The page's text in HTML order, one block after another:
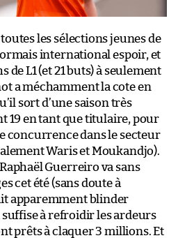
les sélections jeunes de
international espoir, et
de L1 (et 21 buts) à seulement
a méchamment la cote en
sort d’une saison très
19 en tant que titulaire, pour
concurrence dans le secteur
Waris et Moukandjo).
Guerreiro va sans
cet été (sans doute à
apparemment blinder
suffise à refroidir les ardeurs
prêts à claquer 3 millions. Et